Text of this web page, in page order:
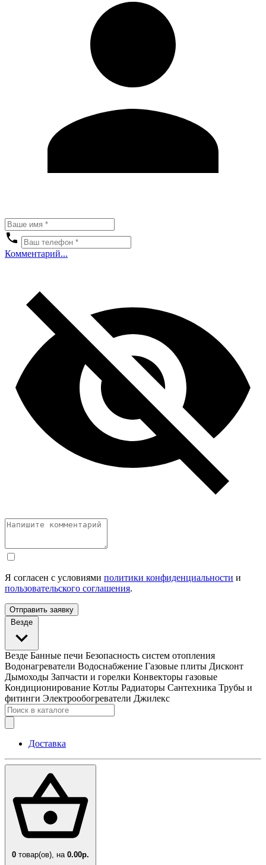
Комментарий...
Я согласен с условиями политики конфиденциальности и
пользовательского соглашения.
Отправить заявку
Везде
Везде Банные печи Безопасность систем отопления
Водонагреватели Водоснабжение Газовые плиты Дисконт
Дымоходы Запчасти и горелки Конвекторы газовые
Кондиционирование Котлы Радиаторы Сантехника Трубы и
фитинги Электрообогреватели Джилекс
Доставка
0 товар(ов), на 0.00р.